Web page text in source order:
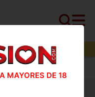
y0con video
>Lleida
MAYORES DE 18